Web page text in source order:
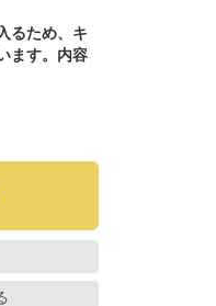
るため、キ
ます。内容